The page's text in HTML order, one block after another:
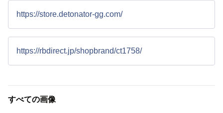
https://store.detonator-gg.com/
https://rbdirect.jp/shopbrand/ct1758/
すべての画像